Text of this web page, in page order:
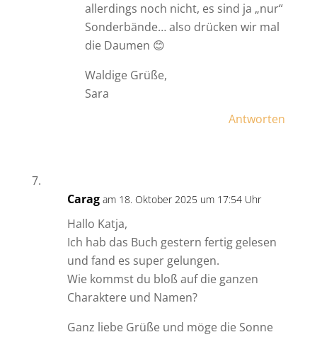
allerdings noch nicht, es sind ja „nur“
Sonderbände… also drücken wir mal
die Daumen 😊
Waldige Grüße,
Sara
Antworten
Carag am 18. Oktober 2025 um 17:54 Uhr
Hallo Katja,
Ich hab das Buch gestern fertig gelesen
und fand es super gelungen.
Wie kommst du bloß auf die ganzen
Charaktere und Namen?
Ganz liebe Grüße und möge die Sonne